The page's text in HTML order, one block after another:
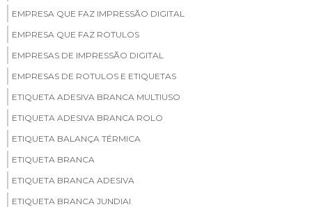
EMPRESA QUE FAZ IMPRESSÃO DIGITAL
EMPRESA QUE FAZ ROTULOS
EMPRESAS DE IMPRESSÃO DIGITAL
EMPRESAS DE ROTULOS E ETIQUETAS
ETIQUETA ADESIVA BRANCA MULTIUSO
ETIQUETA ADESIVA BRANCA ROLO
ETIQUETA BALANÇA TÉRMICA
ETIQUETA BRANCA
ETIQUETA BRANCA ADESIVA
ETIQUETA BRANCA JUNDIAI